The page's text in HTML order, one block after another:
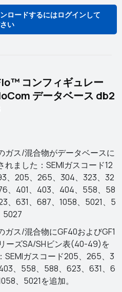
ロードするにはログインして
い
コンフィギュレー
データベース db2
ガス/混合物がデータベースに
れました：SEMIガスコード12
、205、265、304、323、32
、401、403、404、558、58
、631、687、1058、5021、5
5027
ガス/混合物にGF40およびGF1
ーズSA/SHビン表(40-49)を
SEMIガスコード205、265、3
、558、588、623、631、6
、5021を追加。